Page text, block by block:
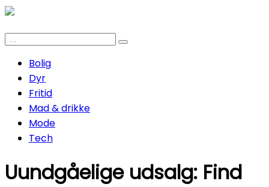
Bolig
Dyr
Fritid
Mad & drikke
Mode
Tech
Uundgåelige udsalg: Find